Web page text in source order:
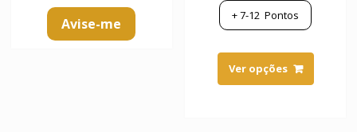
Avise-me +7-12 Pontos
Ver opções
This
has